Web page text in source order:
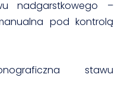
nadgarstkowego –
pod kontrolą
stawu